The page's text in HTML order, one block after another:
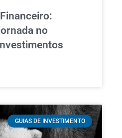
no
GUIAS DE INVESTIMENTO